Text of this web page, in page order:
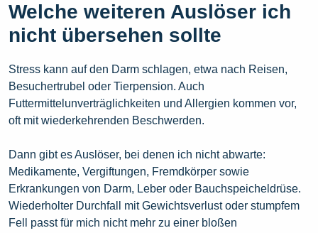
Welche weiteren Auslöser ich
nicht übersehen sollte
Stress kann auf den Darm schlagen, etwa nach Reisen,
Besuchertrubel oder Tierpension. Auch
Futtermittelunverträglichkeiten und Allergien kommen vor,
oft mit wiederkehrenden Beschwerden.
Dann gibt es Auslöser, bei denen ich nicht abwarte:
Medikamente, Vergiftungen, Fremdkörper sowie
Erkrankungen von Darm, Leber oder Bauchspeicheldrüse.
Wiederholter Durchfall mit Gewichtsverlust oder stumpfem
Fell passt für mich nicht mehr zu einer bloßen